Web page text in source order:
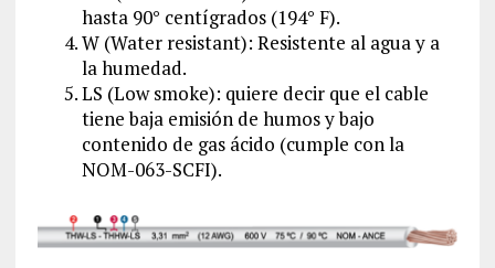
hasta 90° centígrados (194° F).
W (Water resistant): Resistente al agua y a
la humedad.
LS (Low smoke): quiere decir que el cable
tiene baja emisión de humos y bajo
contenido de gas ácido (cumple con la
NOM-063-SCFI).